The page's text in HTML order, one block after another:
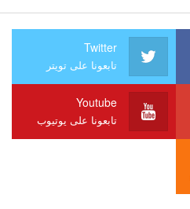
Twitter
تابعونا على تويتر
Youtube
تابعونا على يوتيوب